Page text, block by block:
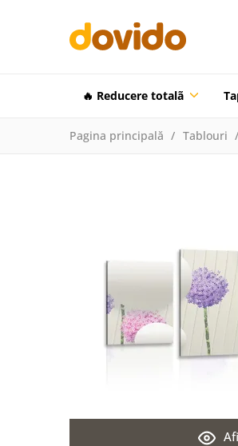
🔥 Reducere totalã
Pagina principală Tablouri